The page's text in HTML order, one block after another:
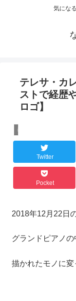
気にな
テレサ・カ
ストで経歴
ロゴ】
ミュージシャン
Twitter
Pocket
2018年12月22日
グランドピアノ
描かれたモノに変